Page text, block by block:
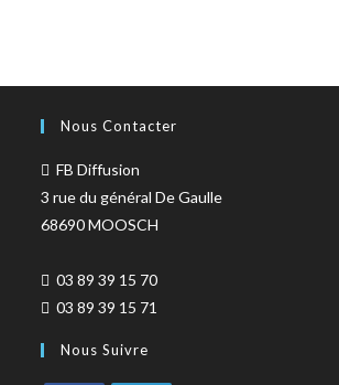
Nous Contacter
FB Diffusion
3 rue du général De Gaulle
68690 MOOSCH
03 89 39 15 70
03 89 39 15 71
Nous Suivre